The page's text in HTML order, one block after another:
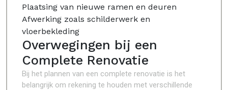
Plaatsing van nieuwe ramen en deuren
Afwerking zoals schilderwerk en
vloerbekleding
Overwegingen bij een
Complete Renovatie
Bij het plannen van een complete renovatie is het
belangrijk om rekening te houden met verschillende